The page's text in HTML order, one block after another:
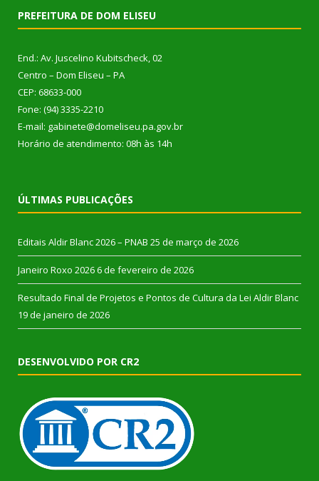
PREFEITURA DE DOM ELISEU
End.: Av. Juscelino Kubitscheck, 02
Centro – Dom Eliseu – PA
CEP: 68633-000
Fone: (94) 3335-2210
E-mail: gabinete@domeliseu.pa.gov.br
Horário de atendimento: 08h às 14h
ÚLTIMAS PUBLICAÇÕES
Editais Aldir Blanc 2026 – PNAB 25 de março de 2026
Janeiro Roxo 2026 6 de fevereiro de 2026
Resultado Final de Projetos e Pontos de Cultura da Lei Aldir Blanc
19 de janeiro de 2026
DESENVOLVIDO POR CR2